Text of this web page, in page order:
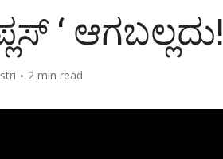
‘ ಆಗಬಲ್ಲದು!
2 min read